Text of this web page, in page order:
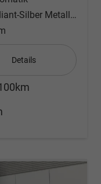
Brilliant-Silber Metallic
Details